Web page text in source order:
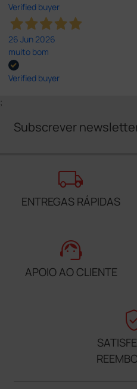
Verified buyer
26 Jun 2026
muito bom
Verified buyer
;
Subscrever
local_shipping
ENTREGAS RÁPIDAS
support_agent
APOIO AO CLIENTE